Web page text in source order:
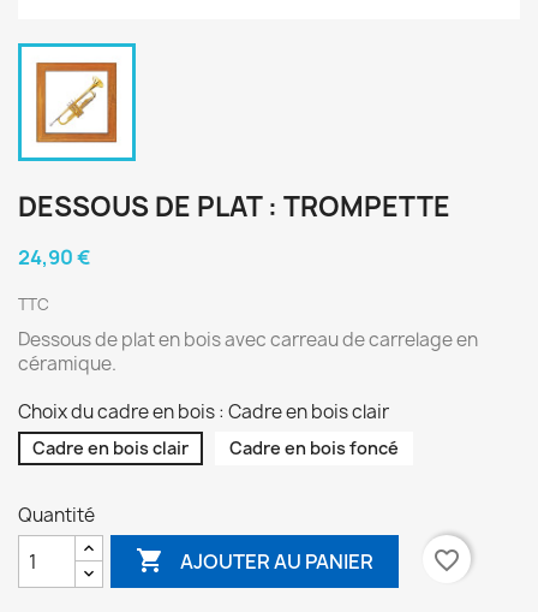
DESSOUS DE PLAT : TROMPETTE
24,90 €
TTC
Dessous de plat en bois avec carreau de carrelage en
céramique.
Choix du cadre en bois : Cadre en bois clair
Cadre en bois clair Cadre en bois foncé
Quantité
 AJOUTER AU PANIER favorite_border